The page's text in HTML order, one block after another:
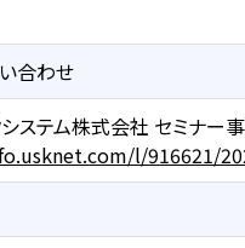
合わせ
ステム株式会社 セミナー
l/916621/